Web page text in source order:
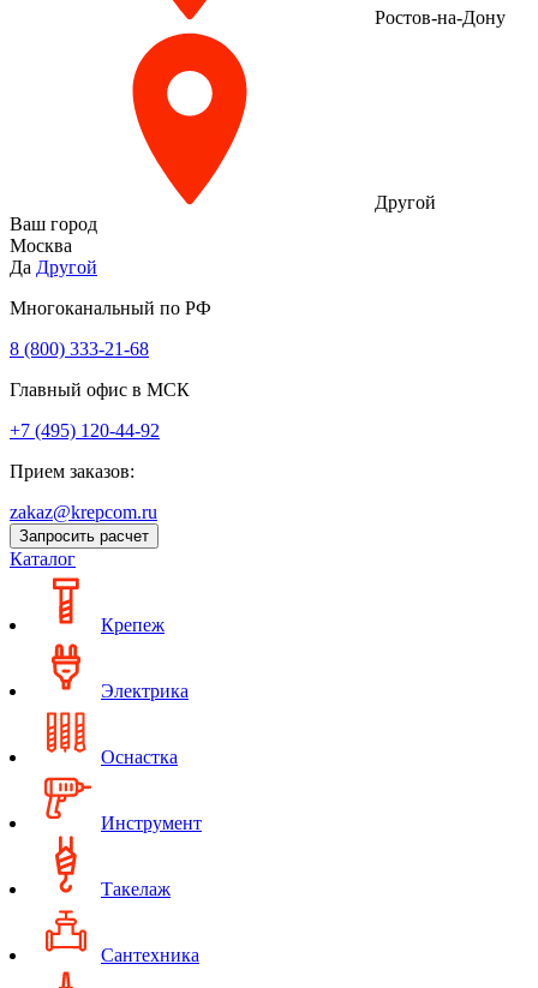
Ростов-на-Дону
Другой
Ваш город
Москва
Да Другой
Многоканальный по РФ
8 (800) 333‑21-68
Главный офис в МСК
+7 (495) 120-44-92
Прием заказов:
zakaz@krepcom.ru
Запросить расчет
Каталог
Крепеж
Электрика
Оснастка
Инструмент
Такелаж
Сантехника